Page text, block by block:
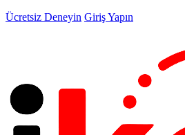
Ücretsiz Deneyin Giriş Yapın